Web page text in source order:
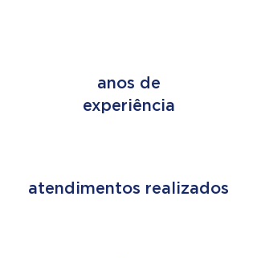
anos de
experiência
atendimentos realizados